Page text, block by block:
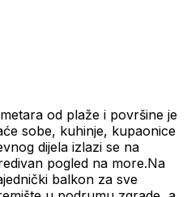
od plaže i površine je
sobe, kuhinje, kupaonice
dijela izlazi se na
pogled na more.Na
balkon za sve